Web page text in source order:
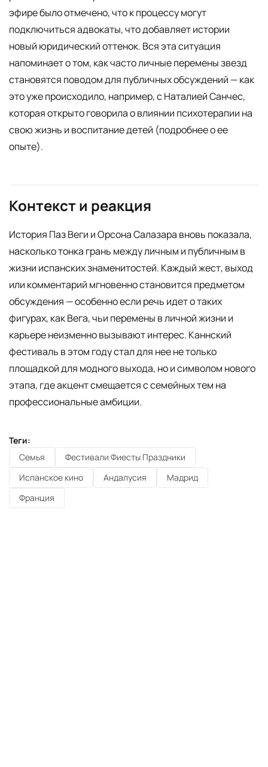
эфире было отмечено, что к процессу могут
подключиться адвокаты, что добавляет истории
новый юридический оттенок. Вся эта ситуация
напоминает о том, как часто личные перемены звезд
становятся поводом для публичных обсуждений — как
это уже происходило, например, с Наталией Санчес,
которая открыто говорила о влиянии психотерапии на
свою жизнь и воспитание детей (подробнее о ее
опыте).
Контекст и реакция
История Паз Веги и Орсона Салазара вновь показала,
насколько тонка грань между личным и публичным в
жизни испанских знаменитостей. Каждый жест, выход
или комментарий мгновенно становится предметом
обсуждения — особенно если речь идет о таких
фигурах, как Вега, чьи перемены в личной жизни и
карьере неизменно вызывают интерес. Каннский
фестиваль в этом году стал для нее не только
площадкой для модного выхода, но и символом нового
этапа, где акцент смещается с семейных тем на
профессиональные амбиции.
Теги:
Семья
Фестивали Фиесты Праздники
Испанское кино
Андалусия
Мадрид
Франция